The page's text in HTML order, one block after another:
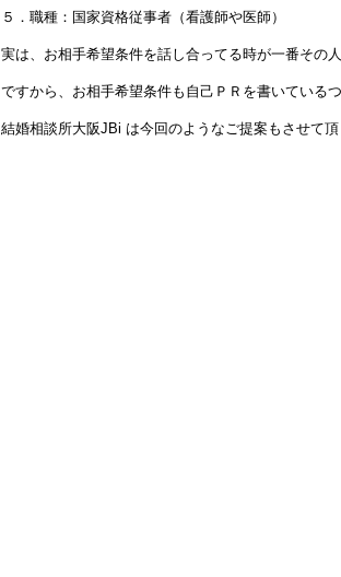
５．職種：国家資格従事者（看護師や医師）
実は、お相手希望条件を話し合ってる時が一番その
ですから、お相手希望条件も自己ＰＲを書いている
結婚相談所大阪JBi は今回のようなご提案もさせて